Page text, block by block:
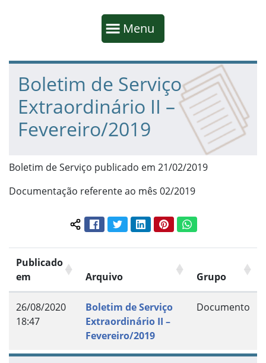
Mostrar
Menu
Fim da navegação
Início do conteúdo
Boletim de Serviço
Extraordinário II –
Fevereiro/2019
Boletim de Serviço publicado em 21/02/2019
Documentação referente ao mês 02/2019
Compartilhar conteúdo:
FacebookTwitterLinkedInPinterestWhatsApp
Publicado
em
Arquivo Grupo
26/08/2020
18:47
Boletim de Serviço
Extraordinário II –
Fevereiro/2019
Documento